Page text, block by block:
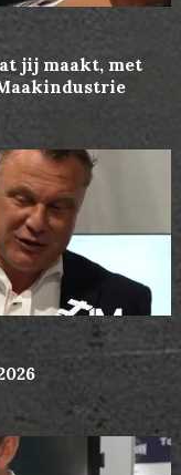
jij maakt, met